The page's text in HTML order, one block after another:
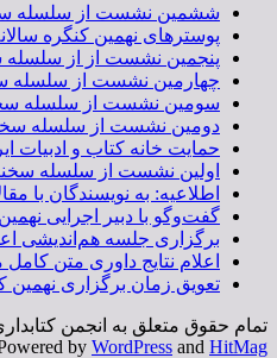
ششمین نشست از سلسله سخنرانی‌های نهمین
پوسترهای نهمین کنگره
پنجمین نشست از از سلسله سخنرانی‌های
چهارمین نشست از سلسله سخنرانی‌های
سومین نشست از سلسله سخنرانی‌های نهمین
دومین نشست از سلسله سخنرانی‌های نهمین
حمایت خانه کتاب و ادبیات
اولین نشست از سلسله سخنرانی‌های نهمین
اطلاعیه: به نویسندگان با
گفت‌وگو با دبیر اجرایی
برگزاری جلسه هم‌اندیشی
اعلام نتایج داوری متن
تعویق زمان برگزاری نهمین کنگره
تمام حقوق متعلق به انجمن
by WordPress and HitMag